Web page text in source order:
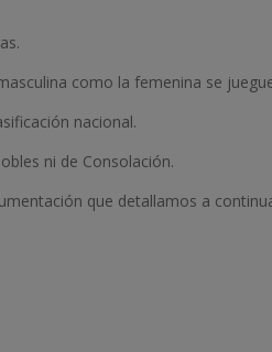
como la femenina se
nacional.
ni de Consolación.
que detallamos a